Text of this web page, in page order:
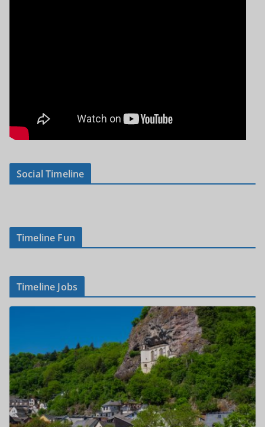
Social Timeline
Timeline Fun
Timeline Jobs